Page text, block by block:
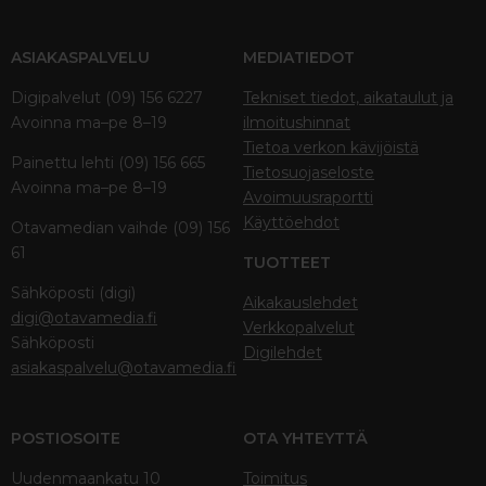
ASIAKASPALVELU
Digipalvelut (09) 156 6227
Avoinna ma–pe 8–19
Painettu lehti (09) 156 665
Avoinna ma–pe 8–19
Otavamedian vaihde (09) 156
61
Sähköposti (digi)
digi@otavamedia.fi
Sähköposti
asiakaspalvelu@otavamedia.fi
MEDIATIEDOT
Tekniset tiedot, aikataulut ja
ilmoitushinnat
Tietoa verkon kävijöistä
Tietosuojaseloste
Avoimuusraportti
Käyttöehdot
TUOTTEET
Aikakauslehdet
Verkkopalvelut
Digilehdet
POSTIOSOITE
Uudenmaankatu 10
OTA YHTEYTTÄ
Toimitus